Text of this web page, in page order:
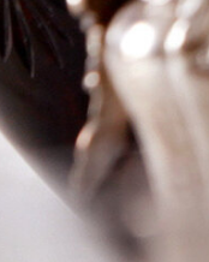
Frankrike
Margaux
Rött
75cl
94RP